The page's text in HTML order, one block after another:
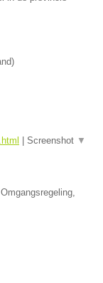
)
Screenshot ▼